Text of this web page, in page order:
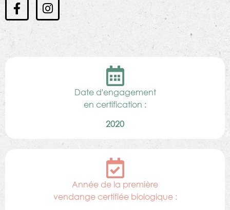
Date d'engagement
en certification :
2020
Année de la première
vendange certifiée biologique :